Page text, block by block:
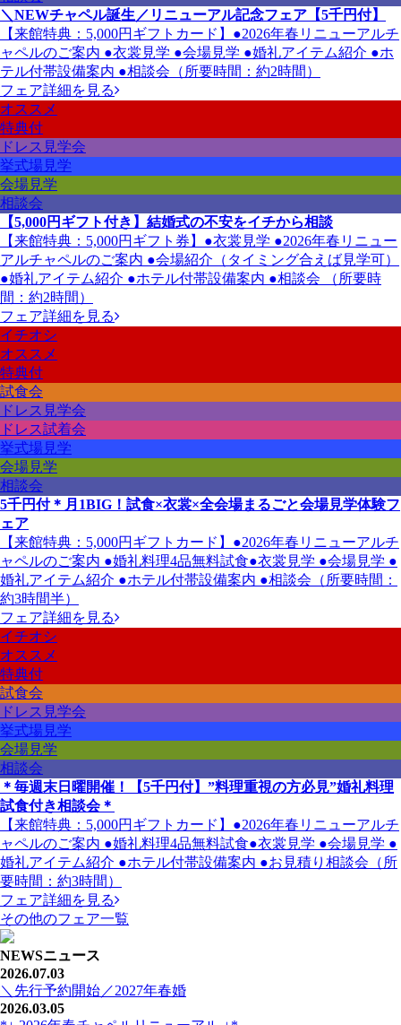
＼NEWチャペル誕生／リニューアル記念フェア【5千円付】
【来館特典：5,000円ギフトカード】●2026年春リニューアルチ
ャペルのご案内 ●衣裳見学 ●会場見学 ●婚礼アイテム紹介 ●ホ
テル付帯設備案内 ●相談会（所要時間：約2時間）
フェア詳細を見る
オススメ
特典付
ドレス見学会
挙式場見学
会場見学
相談会
【5,000円ギフト付き】結婚式の不安をイチから相談
【来館特典：5,000円ギフト券】●衣裳見学 ●2026年春リニュー
アルチャペルのご案内 ●会場紹介（タイミング合えば見学可）
●婚礼アイテム紹介 ●ホテル付帯設備案内 ●相談会 （所要時
間：約2時間）
フェア詳細を見る
イチオシ
オススメ
特典付
試食会
ドレス見学会
ドレス試着会
挙式場見学
会場見学
相談会
5千円付＊月1BIG！試食×衣裳×全会場まるごと会場見学体験フ
ェア
【来館特典：5,000円ギフトカード】●2026年春リニューアルチ
ャペルのご案内 ●婚礼料理4品無料試食●衣裳見学 ●会場見学 ●
婚礼アイテム紹介 ●ホテル付帯設備案内 ●相談会（所要時間：
約3時間半）
フェア詳細を見る
イチオシ
オススメ
特典付
試食会
ドレス見学会
挙式場見学
会場見学
相談会
＊毎週末日曜開催！【5千円付】”料理重視の方必見”婚礼料理
試食付き相談会＊
【来館特典：5,000円ギフトカード】●2026年春リニューアルチ
ャペルのご案内 ●婚礼料理4品無料試食●衣裳見学 ●会場見学 ●
婚礼アイテム紹介 ●ホテル付帯設備案内 ●お見積り相談会（所
要時間：約3時間）
フェア詳細を見る
その他のフェア一覧
NEWSニュース
2026.07.03
＼先行予約開始／2027年春婚
2026.03.05